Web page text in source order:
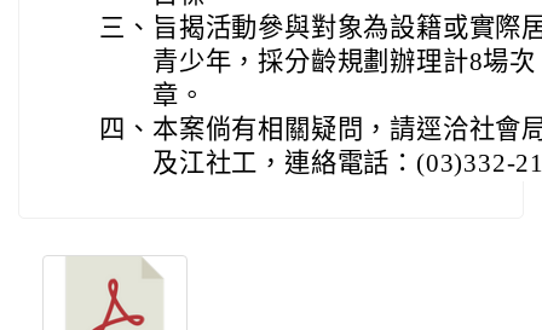
三、 旨揭活動參與對象為設籍或實際
青少年，採分齡規劃辦理計8場
章。
四、 本案倘有相關疑問，請逕洽社會
及江社工，連絡電話：(03)332-